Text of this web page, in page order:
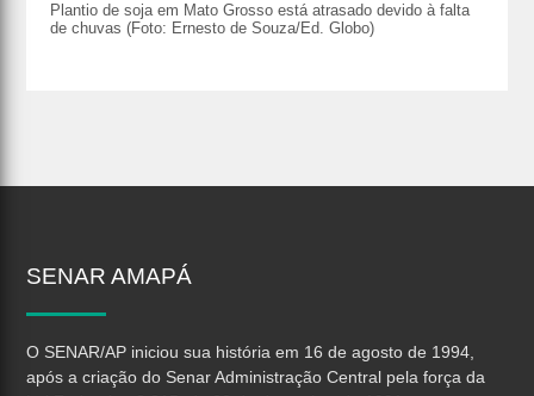
Plantio de soja em Mato Grosso está atrasado devido à falta
de chuvas (Foto: Ernesto de Souza/Ed. Globo)
SENAR AMAPÁ
O SENAR/AP iniciou sua história em 16 de agosto de 1994,
após a criação do Senar Administração Central pela força da